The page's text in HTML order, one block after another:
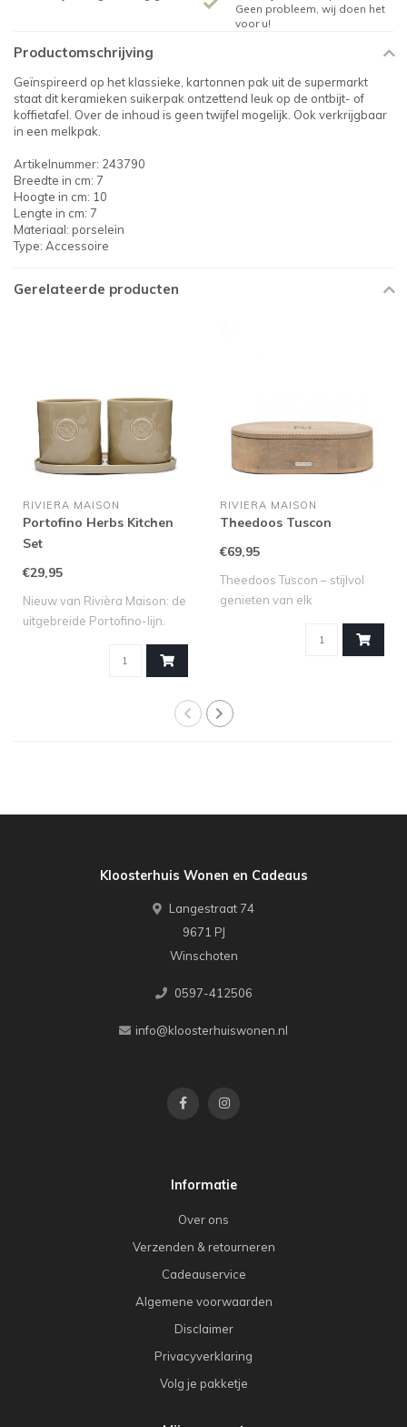
Geen probleem, wij doen het
voor u!
Productomschrijving
Geïnspireerd op het klassieke, kartonnen pak uit de supermarkt
staat dit keramieken suikerpak ontzettend leuk op de ontbijt- of
koffietafel. Over de inhoud is geen twijfel mogelijk. Ook verkrijgbaar
in een melkpak.
Artikelnummer: 243790
Breedte in cm: 7
Hoogte in cm: 10
Lengte in cm: 7
Materiaal: porselein
Type: Accessoire
Gerelateerde producten
RIVIERA MAISON
Portofino Herbs Kitchen
Set
€29,95
Nieuw van Rivièra Maison: de
uitgebreide Portofino-lijn.
RIVIERA MAISON
Theedoos Tuscon
€69,95
Theedoos Tuscon – stijlvol
genieten van elk
Kloosterhuis Wonen en Cadeaus
Langestraat 74
9671 PJ
Winschoten
0597-412506
info@kloosterhuiswonen.nl
Informatie
Over ons
Verzenden & retourneren
Cadeauservice
Algemene voorwaarden
Disclaimer
Privacyverklaring
Volg je pakketje